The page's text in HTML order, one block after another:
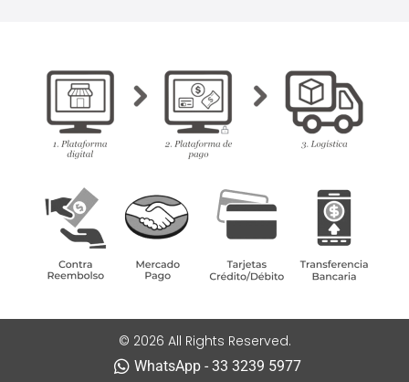
© 2026 All Rights Reserved.
WhatsApp - 33 3239 5977